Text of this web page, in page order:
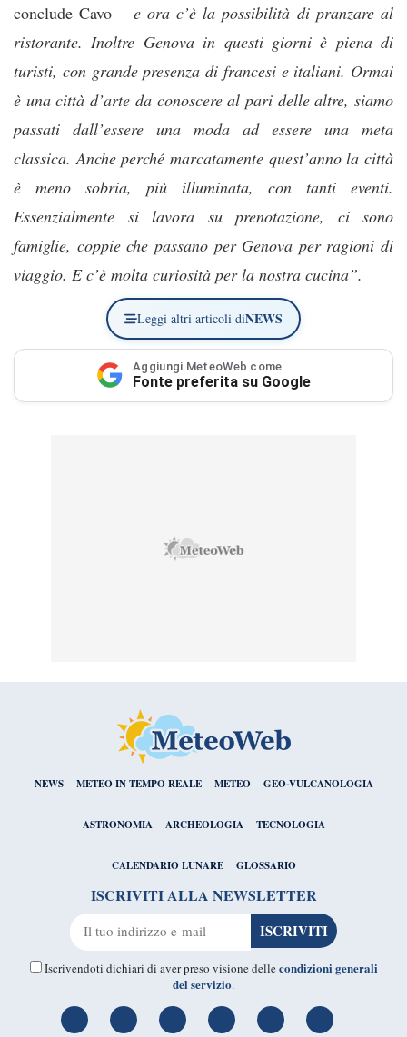
conclude Cavo – e ora c’è la possibilità di pranzare al
ristorante. Inoltre Genova in questi giorni è piena di
turisti, con grande presenza di francesi e italiani. Ormai
è una città d’arte da conoscere al pari delle altre, siamo
passati dall’essere una moda ad essere una meta
classica. Anche perché marcatamente quest’anno la città
è meno sobria, più illuminata, con tanti eventi.
Essenzialmente si lavora su prenotazione, ci sono
famiglie, coppie che passano per Genova per ragioni di
viaggio. E c’è molta curiosità per la nostra cucina”.
Leggi altri articoli diNEWS
Aggiungi MeteoWeb come
Fonte preferita su Google
NEWS METEO IN TEMPO REALE METEO GEO-VULCANOLOGIA
ASTRONOMIA ARCHEOLOGIA TECNOLOGIA
CALENDARIO LUNARE GLOSSARIO
ISCRIVITI ALLA NEWSLETTER
Iscrivendoti dichiari di aver preso visione dellecondizioni generali
del servizio.